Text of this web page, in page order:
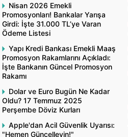
Nisan 2026 Emekli
Promosyonları! Bankalar Yarışa
Girdi: İşte 31.000 TL’ye Varan
Ödeme Listesi
Yapı Kredi Bankası Emekli Maaş
Promosyon Rakamlarını Açıkladı:
İşte Bankanın Güncel Promosyon
Rakamı
Dolar ve Euro Bugün Ne Kadar
Oldu? 17 Temmuz 2025
Perşembe Döviz Kurları
Apple'dan Acil Güvenlik Uyarısı:
"Hemen Güncelleyin!"